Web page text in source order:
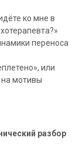
ко мне в
переноса
или
мотивы
разбор